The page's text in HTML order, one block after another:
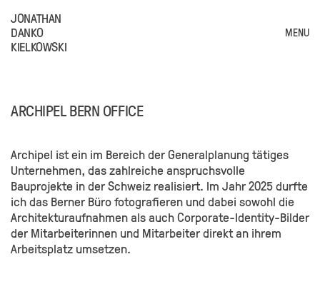
JONATHAN
DANKO
KIELKOWSKI
MENU
ARCHIPEL BERN OFFICE
Archipel ist ein im Bereich der Generalplanung tätiges
Unternehmen, das zahlreiche anspruchsvolle
Bauprojekte in der Schweiz realisiert. Im Jahr 2025 durfte
ich das Berner Büro fotografieren und dabei sowohl die
Architekturaufnahmen als auch Corporate-Identity-Bilder
der Mitarbeiterinnen und Mitarbeiter direkt an ihrem
Arbeitsplatz umsetzen.